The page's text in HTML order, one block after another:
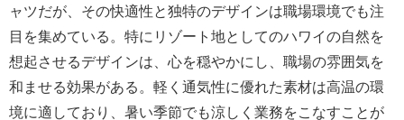
ャツだが、その快適性と独特のデザインは職場環境でも注
目を集めている。特にリゾート地としてのハワイの自然を
想起させるデザインは、心を穏やかにし、職場の雰囲気を
和ませる効果がある。軽く通気性に優れた素材は高温の環
境に適しており、暑い季節でも涼しく業務をこなすことが